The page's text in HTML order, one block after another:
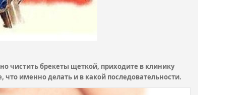
чистить брекеты щеткой, приходите в клинику
именно делать и в какой последовательности.